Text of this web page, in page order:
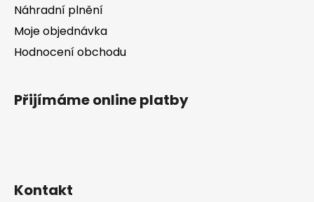
Náhradní plnění
Moje objednávka
Hodnocení obchodu
Přijímáme online platby
Kontakt